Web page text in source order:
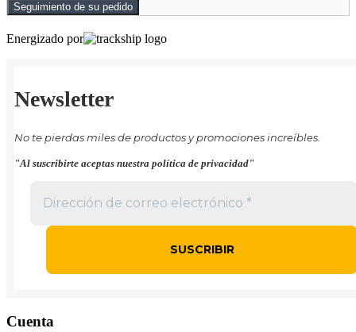
Seguimiento de su pedido
Energizado por
Newsletter
No te pierdas miles de productos y promociones increíbles.
"Al suscribirte aceptas nuestra política de privacidad"
Cuenta